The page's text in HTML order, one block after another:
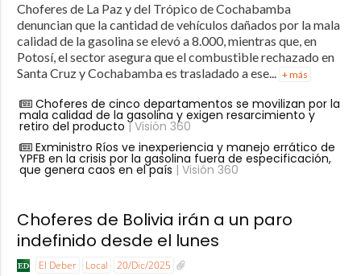
Choferes de La Paz y del Trópico de Cochabamba
denuncian que la cantidad de vehículos dañados por la mala
calidad de la gasolina se elevó a 8.000, mientras que, en
Potosí, el sector asegura que el combustible rechazado en
Santa Cruz y Cochabamba es trasladado a ese... + más
Choferes de cinco departamentos se movilizan por la
mala calidad de la gasolina y exigen resarcimiento y
retiro del producto | Visión 360
Exministro Ríos ve inexperiencia y manejo errático de
YPFB en la crisis por la gasolina fuera de especificación,
que genera caos en el país | Visión 360
Choferes de Bolivia irán a un paro
indefinido desde el lunes
El Deber Local 20/Dic/2025